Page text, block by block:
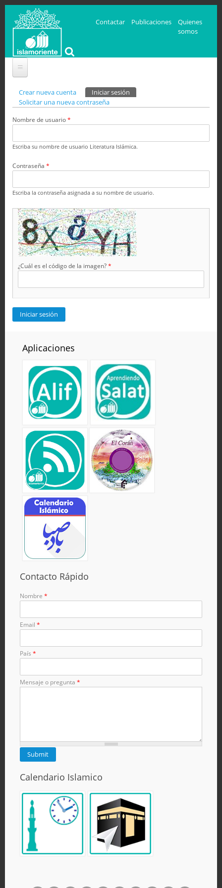
Contactar Publicaciones
Quienes
somos
Solapas principales
Crear nueva cuenta Iniciar sesión
Solicitar una nueva contraseña
Nombre de usuario*
Escriba su nombre de usuario Literatura Islámica.
Contraseña *
Escriba la contraseña asignada a su nombre de usuario.
¿Cuál es el código de la imagen?*
Aplicaciones
Contacto Rápido
Nombre *
Email *
País *
Mensaje o pregunta *
Calendario Islamico